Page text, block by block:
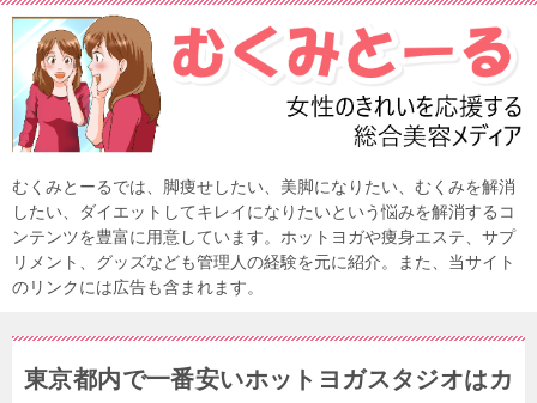
むくみとーるでは、脚痩せしたい、美脚になりたい、むくみを解消
したい、ダイエットしてキレイになりたいという悩みを解消するコ
ンテンツを豊富に用意しています。ホットヨガや痩身エステ、サプ
リメント、グッズなども管理人の経験を元に紹介。また、当サイト
のリンクには広告も含まれます。
東京都内で一番安いホットヨガスタジオはカ